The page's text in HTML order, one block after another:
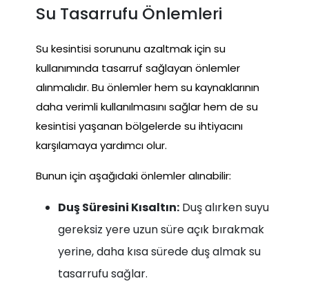
Su Tasarrufu Önlemleri
Su kesintisi sorununu azaltmak için su
kullanımında tasarruf sağlayan önlemler
alınmalıdır. Bu önlemler hem su kaynaklarının
daha verimli kullanılmasını sağlar hem de su
kesintisi yaşanan bölgelerde su ihtiyacını
karşılamaya yardımcı olur.
Bunun için aşağıdaki önlemler alınabilir:
Duş Süresini Kısaltın: Duş alırken suyu
gereksiz yere uzun süre açık bırakmak
yerine, daha kısa sürede duş almak su
tasarrufu sağlar.